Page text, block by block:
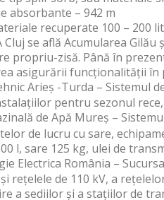
absorbante – 942 m
recuperate 100 – 200
Cluj se află Acumularea
propriu-zisă. Până în
asigurării funcționalității
Arieș -Turda – Sistemul
pentru sezonul
de Apă Mureș –
de lucru cu sare,
l, sare 125 kg, ulei de
Electrica România –
rețelele de 110 kV, a
a sediilor și a stațiilor de